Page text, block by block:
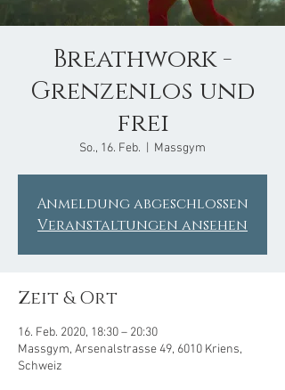
Breathwork -
Grenzenlos und
frei
So., 16. Feb. Massgym
Anmeldung abgeschlossen
Veranstaltungen ansehen
Zeit & Ort
16. Feb. 2020, 18:30 – 20:30
Massgym, Arsenalstrasse 49, 6010 Kriens,
Schweiz